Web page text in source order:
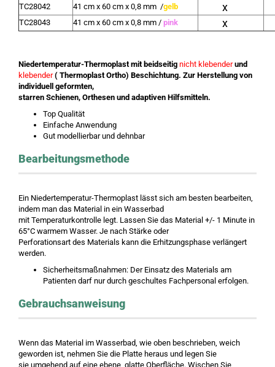
TC28042 41 cm x 60 cm x 0,8 mm /gelb x
TC28043 41 cm x 60 cm x 0,8 mm / pink x
Niedertemperatur-Thermoplast mit beidseitig nicht klebenderund
klebender( Thermoplast Ortho) Beschichtung. Zur Herstellung von
individuell geformten,
starren Schienen, Orthesen und adaptiven Hilfsmitteln.
Top Qualität
Einfache Anwendung
Gut modellierbar und dehnbar
Bearbeitungsmethode
Ein Niedertemperatur-Thermoplast lässt sich am besten bearbeiten,
indem man das Material in ein Wasserbad
mit Temperaturkontrolle legt. Lassen Sie das Material +/- 1 Minute in
65°C warmem Wasser. Je nach Stärke oder
Perforationsart des Materials kann die Erhitzungsphase verlängert
werden.
Sicherheitsmaßnahmen: Der Einsatz des Materials am
Patienten darf nur durch geschultes Fachpersonal erfolgen.
Gebrauchsanweisung
Wenn das Material im Wasserbad, wie oben beschrieben, weich
geworden ist, nehmen Sie die Platte heraus und legen Sie
sie umgehend auf eine ebene, glatte Oberfläche. Wischen Sie